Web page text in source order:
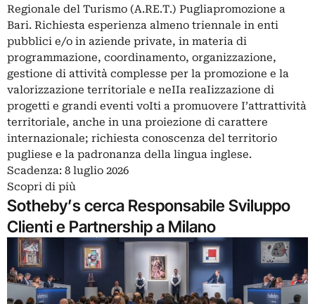
Regionale del Turismo (A.RE.T.) Pugliapromozione a
Bari. Richiesta esperienza almeno triennale in enti
pubblici e/o in aziende private, in materia di
programmazione, coordinamento, organizzazione,
gestione di attività complesse per la promozione e la
valorizzazione territoriale e neIIa reaIizzazione di
progetti e grandi eventi voIti a promuovere I’attrattività
territoriale, anche in una proiezione di carattere
internazionale; richiesta conoscenza del territorio
pugliese e la padronanza della lingua inglese.
Scadenza: 8 luglio 2026
Scopri di più
Sotheby’s cerca Responsabile Sviluppo
Clienti e Partnership a Milano